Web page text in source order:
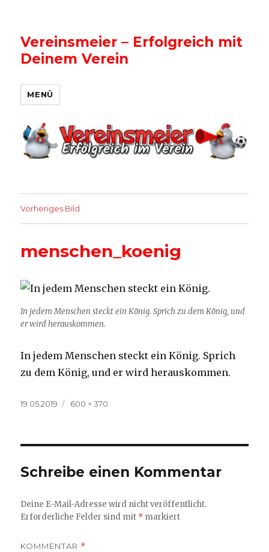
Vereinsmeier – Erfolgreich mit
Deinem Verein
MENÜ
Vorheriges Bild
menschen_koenig
In jedem Menschen steckt ein König. Sprich zu dem König, und
er wird herauskommen.
In jedem Menschen steckt ein König. Sprich
zu dem König, und er wird herauskommen.
Veröffentlicht
19.05.2019
Volle
600 × 370
Schreibe einen Kommentar
Deine E-Mail-Adresse wird nicht veröffentlicht.
Erforderliche Felder sind mit * markiert
KOMMENTAR *